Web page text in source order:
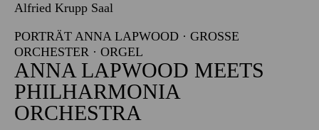
Alfried Krupp Saal
PORTRÄT ANNA LAPWOOD · GROSSE O
RCHESTER · ORGEL
ANNA LAPWOOD MEETS
PHILHARMONIA
ORCHESTRA